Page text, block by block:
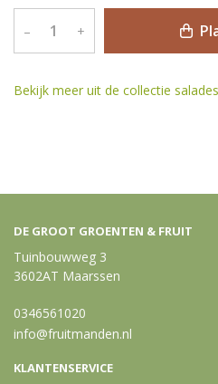
– +
Bekijk meer uit de collectie
DE GROOT GROENTEN & FRUIT
Tuinbouwweg 3
3602AT Maarssen
0346561020
info@fruitmanden.nl
KLANTENSERVICE